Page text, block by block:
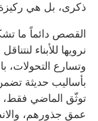
ذكرى، بل هي
القصص دائماً ما
نرويها للأبناء
وتسارع التحولات،
بأساليب حديثة
توثّق الماضي فقط،
عمق جذورهم،